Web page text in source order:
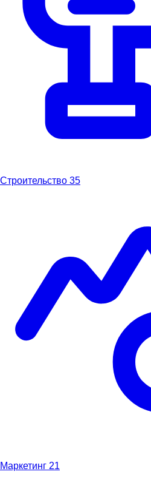
Строительство 35
Маркетинг 21